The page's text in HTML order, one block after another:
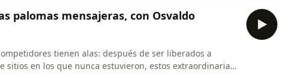
palomas mensajeras, con Osvaldo
tienen alas: después de ser liberados a
sitios en los que nunca estuvieron, estos extraordinarias